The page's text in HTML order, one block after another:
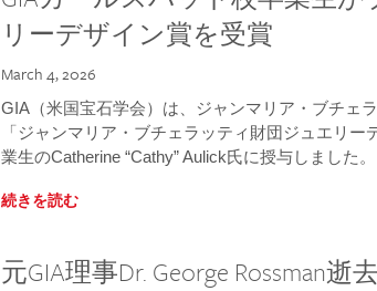
リーデザイン賞を受賞
March 4, 2026
GIA（米国宝石学会）は、ジャンマリア・ブチェ
「ジャンマリア・ブチェラッティ財団ジュエリ
業生のCatherine “Cathy” Aulick氏に授与しました。
続きを読む
元GIA理事Dr. George Rossman逝去